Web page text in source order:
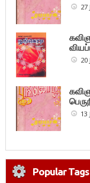
27
20
13
Popular Tags